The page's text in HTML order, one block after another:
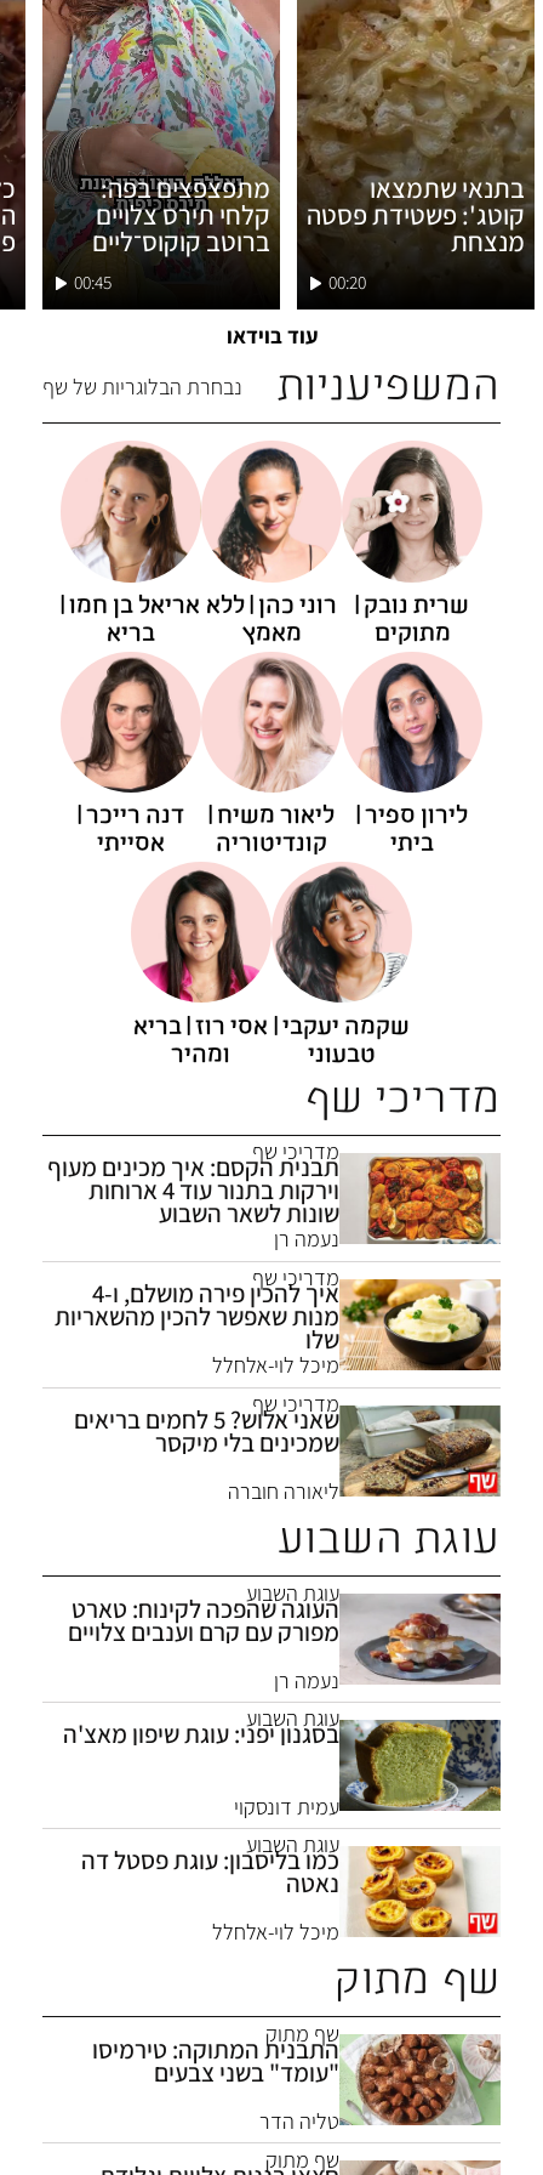
בתנאי שתמצאו
קוטג': פשטידת פסטה
מנצחת
00:20
מתפצפצים בפה:
קלחי תירס צלויים
ברוטב קוקוס־ליים
00:45
עוד בוידאו
המשפיעניות נבחרת הבלוגריות של שף
שרית נובק |
מתוקים
רוני כהן | ללא
מאמץ
אריאל בן חמו |
בריא
לירון ספיר |
ביתי
ליאור משיח |
קונדיטוריה
דנה רייכר |
אסייתי
שקמה יעקבי |
טבעוני
אסי רוז | בריא
ומהיר
מדריכי שף
מדריכי שף
תבנית הקסם: איך מכינים מעוף
וירקות בתנור עוד 4 ארוחות
שונות לשאר השבוע
נעמה רן
מדריכי שף
איך להכין פירה מושלם, ו-4
מנות שאפשר להכין מהשאריות
שלו
מיכל לוי-אלחלל
מדריכי שף
שאני אלוש? 5 לחמים בריאים
שמכינים בלי מיקסר
ליאורה חוברה
עוגת השבוע
עוגת השבוע
העוגה שהפכה לקינוח: טארט
מפורק עם קרם וענבים צלויים
נעמה רן
עוגת השבוע
בסגנון יפני: עוגת שיפון מאצ'ה
עמית דונסקוי
עוגת השבוע
כמו בליסבון: עוגת פסטל דה
נאטה
מיכל לוי-אלחלל
שף מתוק
שף מתוק
התבנית המתוקה: טירמיסו
"עומד" בשני צבעים
טליה הדר
שף מתוק